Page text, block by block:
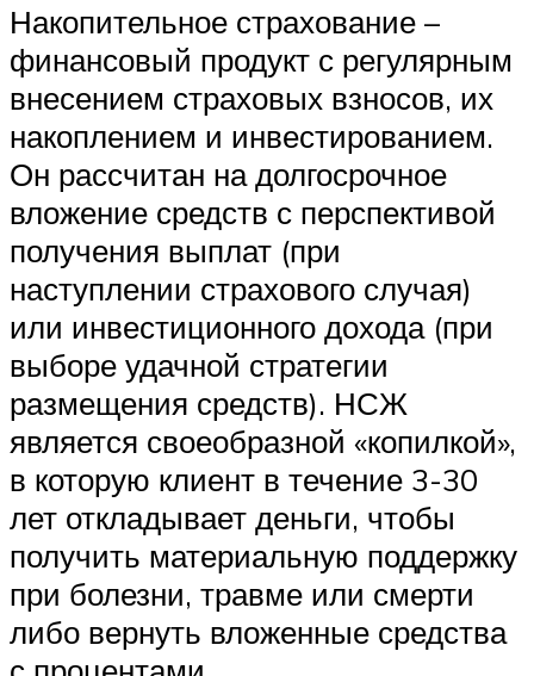
Накопительное страхование –
финансовый продукт с регулярным
внесением страховых взносов, их
накоплением и инвестированием.
Он рассчитан на долгосрочное
вложение средств с перспективой
получения выплат (при
наступлении страхового случая)
или инвестиционного дохода (при
выборе удачной стратегии
размещения средств). НСЖ
является своеобразной «копилкой»,
в которую клиент в течение 3-30
лет откладывает деньги, чтобы
получить материальную поддержку
при болезни, травме или смерти
либо вернуть вложенные средства